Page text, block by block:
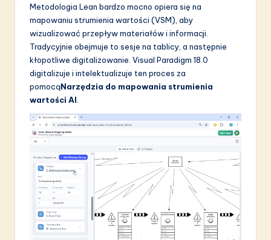
Metodologia Lean bardzo mocno opiera się na
mapowaniu strumienia wartości (VSM), aby
wizualizować przepływ materiałów i informacji.
Tradycyjnie obejmuje to sesje na tablicy, a następnie
kłopotliwe digitalizowanie. Visual Paradigm 18.0
digitalizuje i intelektualizuje ten proces za
pomocąNarzędzia do mapowania strumienia
wartości AI